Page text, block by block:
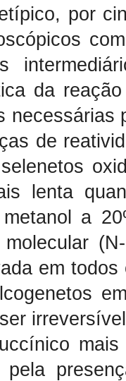
por
da
necessárias
de
lenta
a
(N
em
pela